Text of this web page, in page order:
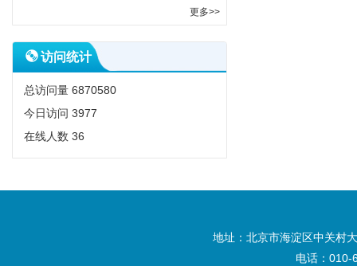
更多>>
访问统计
总访问量 6870580
今日访问 3977
在线人数 36
地址：北京市海淀区中关村
电话：